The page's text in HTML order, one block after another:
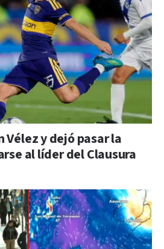
Vélez y dejó pasar la
al líder del Clausura